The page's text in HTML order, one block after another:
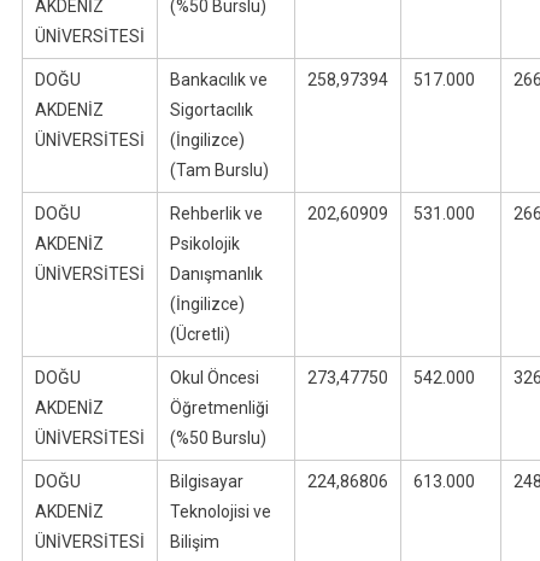
AKDENİZ
ÜNİVERSİTESİ
(%50 Burslu)
DOĞU
AKDENİZ
ÜNİVERSİTESİ
Bankacılık ve
Sigortacılık
(İngilizce)
(Tam Burslu)
258,97394 517.000
DOĞU
AKDENİZ
ÜNİVERSİTESİ
Rehberlik ve
Psikolojik
Danışmanlık
(İngilizce)
(Ücretli)
202,60909 531.000
DOĞU
AKDENİZ
ÜNİVERSİTESİ
Okul Öncesi
Öğretmenliği
(%50 Burslu)
273,47750 542.000
DOĞU
AKDENİZ
ÜNİVERSİTESİ
Bilgisayar
Teknolojisi ve
Bilişim
224,86806 613.000